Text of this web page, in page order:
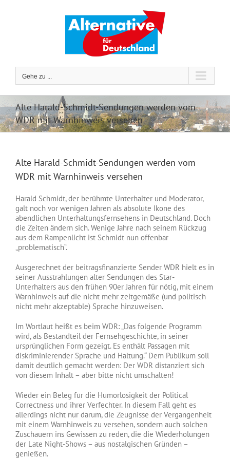
Gehe zu ...
Alte Harald-Schmidt-Sendungen werden vom
WDR mit Warnhinweis versehen
Alte Harald-Schmidt-Sendungen werden vom
WDR mit Warnhinweis versehen
Harald Schmidt, der berühmte Unterhalter und Moderator,
galt noch vor wenigen Jahren als absolute Ikone des
abendlichen Unterhaltungsfernsehens in Deutschland. Doch
die Zeiten ändern sich. Wenige Jahre nach seinem Rückzug
aus dem Rampenlicht ist Schmidt nun offenbar
„problematisch“.
Ausgerechnet der beitragsfinanzierte Sender WDR hielt es in
seiner Ausstrahlungen alter Sendungen des Star-
Unterhalters aus den frühen 90er Jahren für nötig, mit einem
Warnhinweis auf die nicht mehr zeitgemäße (und politisch
nicht mehr akzeptable) Sprache hinzuweisen.
Im Wortlaut heißt es beim WDR: „Das folgende Programm
wird, als Bestandteil der Fernsehgeschichte, in seiner
ursprünglichen Form gezeigt. Es enthält Passagen mit
diskriminierender Sprache und Haltung.“ Dem Publikum soll
damit deutlich gemacht werden: Der WDR distanziert sich
von diesem Inhalt – aber bitte nicht umschalten!
Wieder ein Beleg für die Humorlosigkeit der Political
Correctness und ihrer Verfechter. In diesem Fall geht es
allerdings nicht nur darum, die Zeugnisse der Vergangenheit
mit einem Warnhinweis zu versehen, sondern auch solchen
Zuschauern ins Gewissen zu reden, die die Wiederholungen
der Late Night-Shows – aus nostalgischen Gründen –
genießen.